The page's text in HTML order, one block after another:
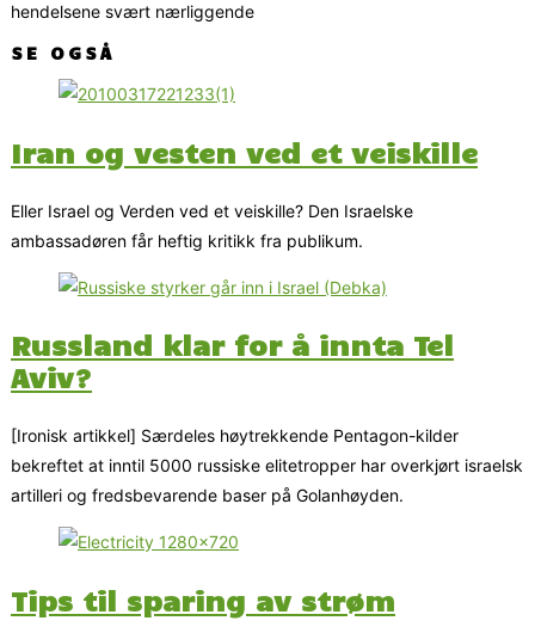
hendelsene svært nærliggende
SE OGSÅ
Iran og vesten ved et veiskille
Eller Israel og Verden ved et veiskille? Den Israelske
ambassadøren får heftig kritikk fra publikum.
Russland klar for å innta Tel
Aviv?
[Ironisk artikkel] Særdeles høytrekkende Pentagon-kilder
bekreftet at inntil 5000 russiske elitetropper har overkjørt israelsk
artilleri og fredsbevarende baser på Golanhøyden.
Tips til sparing av strøm